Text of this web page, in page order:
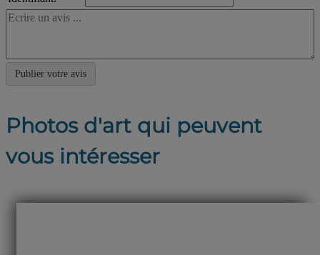
Photos d'art qui peuvent
vous intéresser